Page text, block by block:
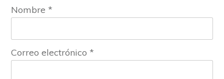
Nombre *
Correo electrónico *